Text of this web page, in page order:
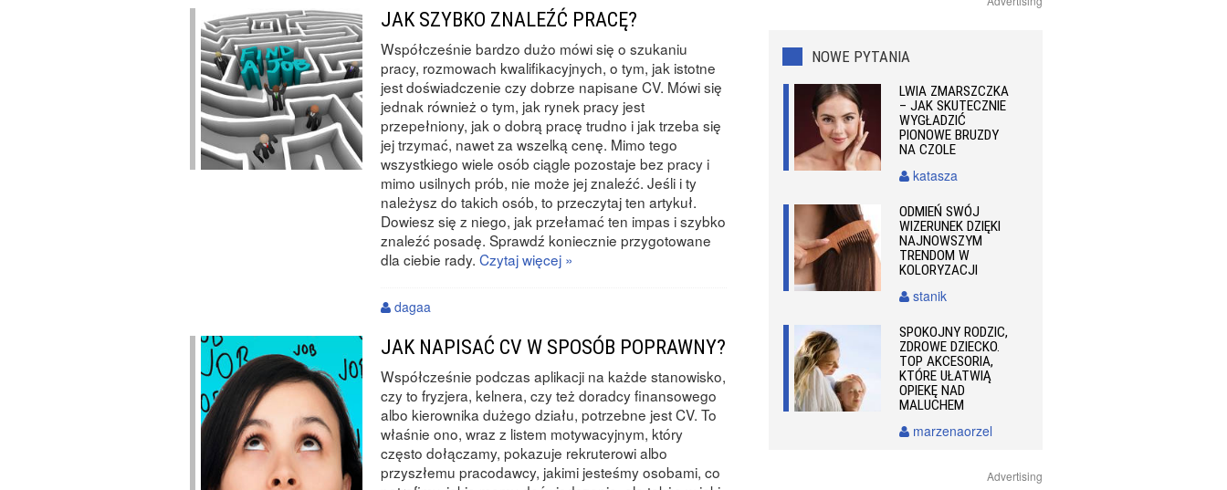
JAK SZYBKO ZNALEŹĆ PRACĘ?
Współcześnie bardzo dużo mówi się o szukaniu
pracy, rozmowach kwalifikacyjnych, o tym, jak istotne
jest doświadczenie czy dobrze napisane CV. Mówi się
jednak również o tym, jak rynek pracy jest
przepełniony, jak o dobrą pracę trudno i jak trzeba się
jej trzymać, nawet za wszelką cenę. Mimo tego
wszystkiego wiele osób ciągle pozostaje bez pracy i
mimo usilnych prób, nie może jej znaleźć. Jeśli i ty
należysz do takich osób, to przeczytaj ten artykuł.
Dowiesz się z niego, jak przełamać ten impas i szybko
znaleźć posadę. Sprawdź koniecznie przygotowane
dla ciebie rady.Czytaj więcej »
dagaa
JAK NAPISAĆ CV W SPOSÓB POPRAWNY?
Współcześnie podczas aplikacji na każde stanowisko,
czy to fryzjera, kelnera, czy też doradcy finansowego
albo kierownika dużego działu, potrzebne jest CV. To
właśnie ono, wraz z listem motywacyjnym, który
często dołączamy, pokazuje rekruterowi albo
przyszłemu pracodawcy, jakimi jesteśmy osobami, co
NOWE PYTANIA
LWIA ZMARSZCZKA
– JAK SKUTECZNIE
WYGŁADZIĆ
PIONOWE BRUZDY
NA CZOLE
katasza
ODMIEŃ SWÓJ
WIZERUNEK DZIĘKI
NAJNOWSZYM
TRENDOM W
KOLORYZACJI
stanik
SPOKOJNY RODZIC,
ZDROWE DZIECKO.
TOP AKCESORIA,
KTÓRE UŁATWIĄ
OPIEKĘ NAD
MALUCHEM
marzenaorzel
Advertising